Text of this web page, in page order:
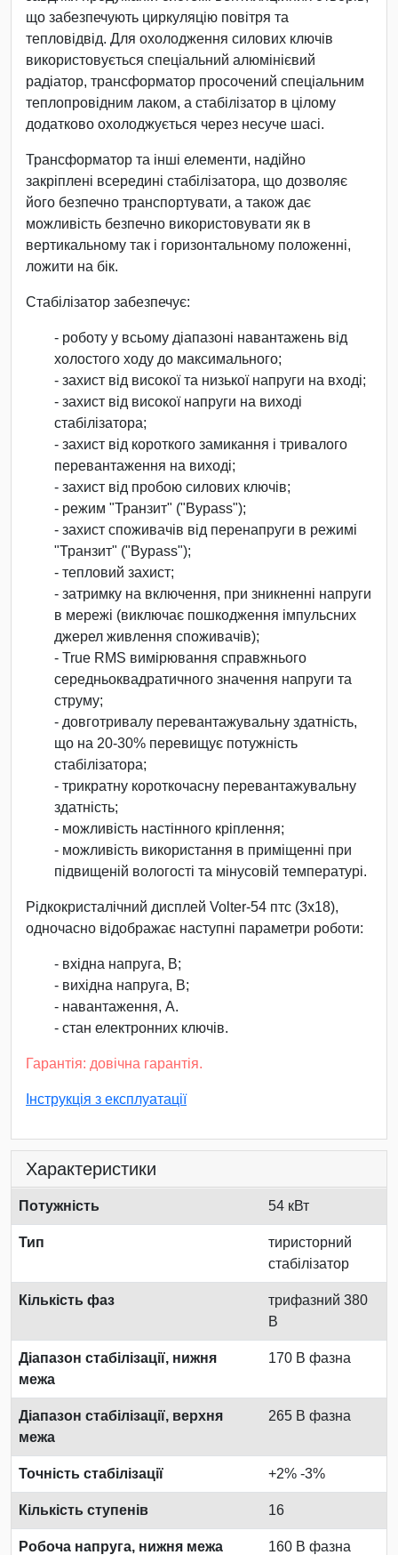
що забезпечують циркуляцію повітря та
тепловідвід. Для охолодження силових ключів
використовується спеціальний алюмінієвий
радіатор, трансформатор просочений спеціальним
теплопровідним лаком, а стабілізатор в цілому
додатково охолоджується через несуче шасі.
Трансформатор та інші елементи, надійно
закріплені всередині стабілізатора, що дозволяє
його безпечно транспортувати, а також дає
можливість безпечно використовувати як в
вертикальному так і горизонтальному положенні,
ложити на бік.
Стабілізатор забезпечує:
- роботу у всьому діапазоні навантажень від
холостого ходу до максимального;
- захист від високої та низької напруги на вході;
- захист від високої напруги на виході
стабілізатора;
- захист від короткого замикання і тривалого
перевантаження на виході;
- захист від пробою силових ключів;
- режим "Транзит" ("Bypass");
- захист споживачів від перенапруги в режимі
"Транзит" ("Bypass");
- тепловий захист;
- затримку на включення, при зникненні напруги
в мережі (виключає пошкодження імпульсних
джерел живлення споживачів);
- True RMS вимірювання справжнього
середньоквадратичного значення напруги та
струму;
- довготривалу перевантажувальну здатність,
що на 20-30% перевищує потужність
стабілізатора;
- трикратну короткочасну перевантажувальну
здатність;
- можливість настінного кріплення;
- можливість використання в приміщенні при
підвищеній вологості та мінусовій температурі.
Рідкокристалічний дисплей Volter-54 птс (3х18),
одночасно відображає наступні параметри роботи:
- вхідна напруга, В;
- вихідна напруга, В;
- навантаження, А.
- стан електронних ключів.
Гарантія: довічна гарантія.
Інструкція з експлуатації
Характеристики
Потужність 54 кВт
Тип
тиристорний
стабілізатор
Кількість фаз
трифазний 380
В
Діапазон стабілізації, нижня
межа
170 В фазна
Діапазон стабілізації, верхня
межа
265 В фазна
Точність стабілізації +2% -3%
Кількість ступенів 16
Робоча напруга, нижня межа 160 В фазна